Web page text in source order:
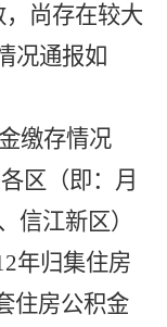
尚存在较大
况通报如
缴存情况
区（即：月
信江新区）
年归集住房
住房公积金